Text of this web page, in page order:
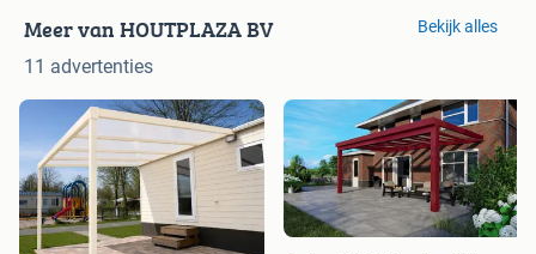
Zonwering – Lamellen – Lamellen overkapping – Raam
decoratie - Veranda - Overkapping - Serre - Veranda -
Carport - Overkappingen - Glaswanden - Glasveranda –
Zonwering
Meer van HOUTPLAZA BV
11 advertenties
Bekijk alles